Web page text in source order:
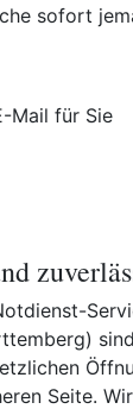
sofort
Mail für Sie
Seite.